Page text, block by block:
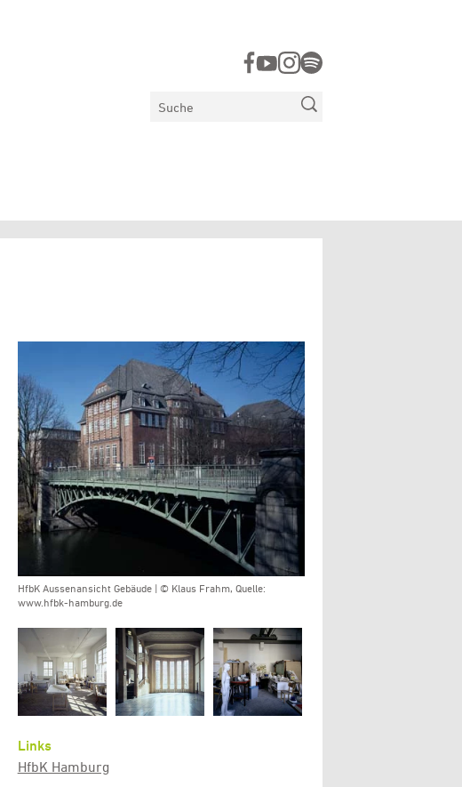
Suchen
HfbK Aussenansicht Gebäude | © Klaus Frahm, Quelle:
www.hfbk-hamburg.de
Links
HfbK Hamburg